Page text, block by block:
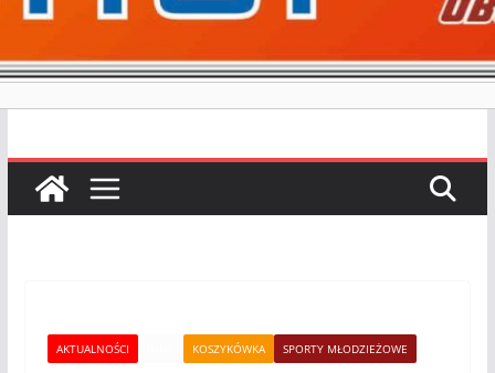
AKTUALNOŚCI KOSZYKÓWKA SPORTY MŁODZIEŻOWE